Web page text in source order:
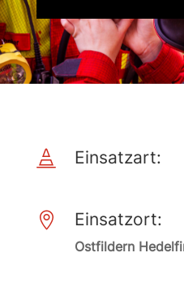
 Einsatzart:
 Einsatzort:
Ostfildern